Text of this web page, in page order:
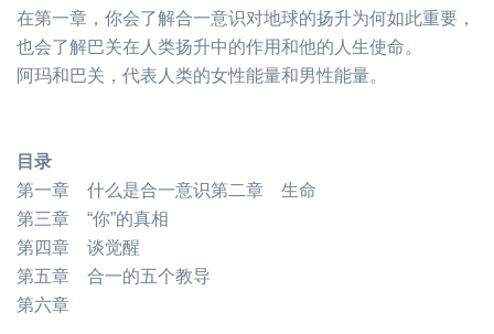
在第一章，你会了解合一意识对地球的扬升为何如此重要，
也会了解巴关在人类扬升中的作用和他的人生使命。
阿玛和巴关，代表人类的女性能量和男性能量。
目录
第一章 什么是合一意识第二章 生命
第三章 “你”的真相
第四章 谈觉醒
第五章 合一的五个教导
第六章